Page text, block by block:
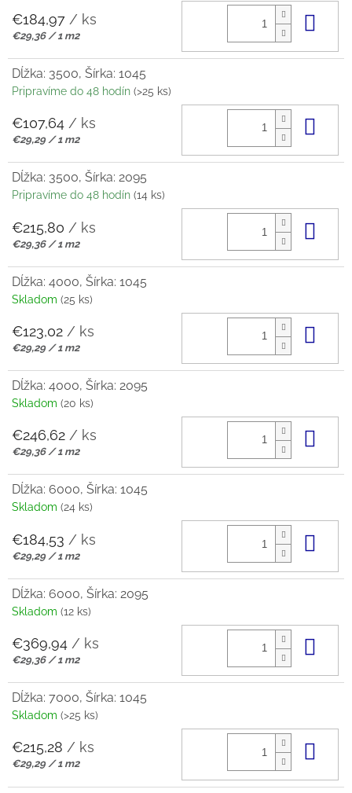
€184,97 / ks
Jednotková
€29,36 / 1 m2
Dĺžka: 3500, Šírka: 1045
Pripravíme do 48 hodín (>25 ks)
€107,64 / ks
Jednotková
€29,29 / 1 m2
Dĺžka: 3500, Šírka: 2095
Pripravíme do 48 hodín (14 ks)
€215,80 / ks
Jednotková
€29,36 / 1 m2
Dĺžka: 4000, Šírka: 1045
Skladom (25 ks)
€123,02 / ks
Jednotková
€29,29 / 1 m2
Dĺžka: 4000, Šírka: 2095
Skladom (20 ks)
€246,62 / ks
Jednotková
€29,36 / 1 m2
Dĺžka: 6000, Šírka: 1045
Skladom (24 ks)
€184,53 / ks
Jednotková
€29,29 / 1 m2
Dĺžka: 6000, Šírka: 2095
Skladom (12 ks)
€369,94 / ks
Jednotková
€29,36 / 1 m2
Dĺžka: 7000, Šírka: 1045
Skladom (>25 ks)
€215,28 / ks
Jednotková
€29,29 / 1 m2